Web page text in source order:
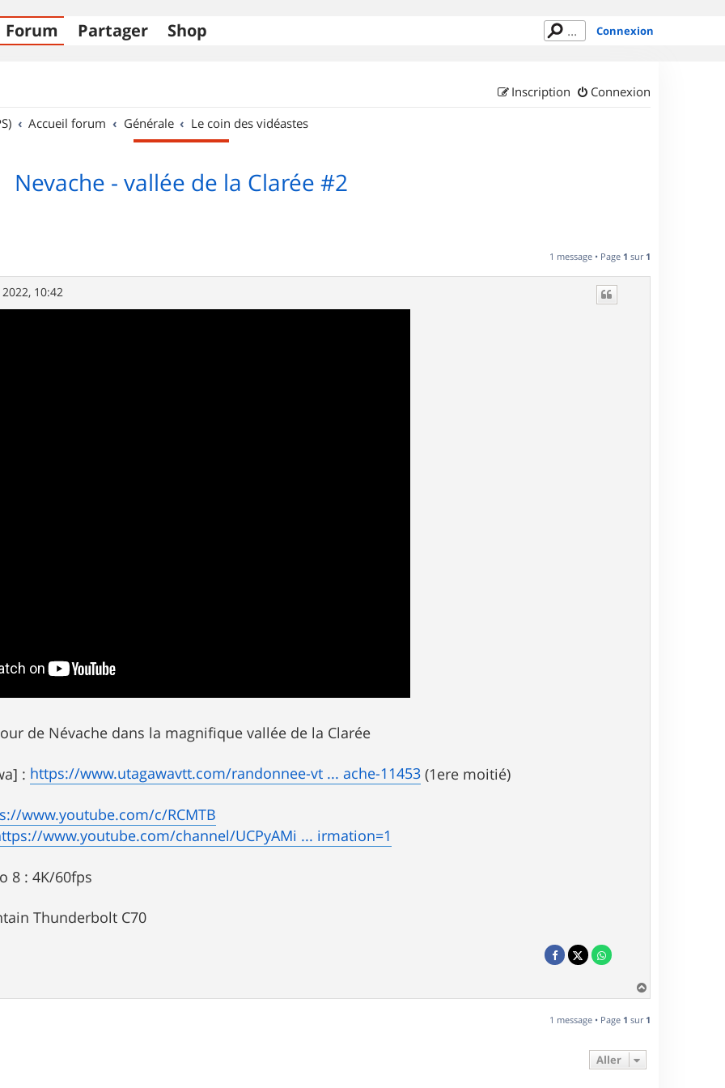
Forum Partager Shop Connexion
Connexion
Inscription
Accueil forum Générale Le coin des vidéastes
Nevache - vallée de la Clarée #2
1 message • Page 1 sur 1
10:42
de Névache dans la magnifique vallée de la Clarée
: https://www.utagawavtt.com/randonnee-vt ... ache-11453(1ere moitié)
www.youtube.com/c/RCMTB
www.youtube.com/channel/UCPyAMi ... irmation=1
8 : 4K/60fps
Thunderbolt C70
a
t
1 message • Page 1 sur 1
Aller